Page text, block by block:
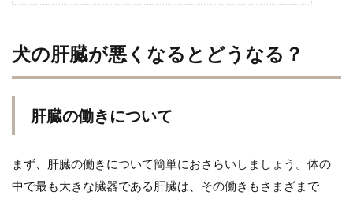
犬の肝臓が悪くなるとどうなる？
肝臓の働きについて
まず、肝臓の働きについて簡単におさらいしましょう。体の
中で最も大きな臓器である肝臓は、その働きもさまざまで